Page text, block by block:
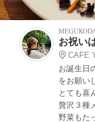
お祝い
CAFE
お誕生日
をお願い
とても喜
贅沢３種
野菜もた